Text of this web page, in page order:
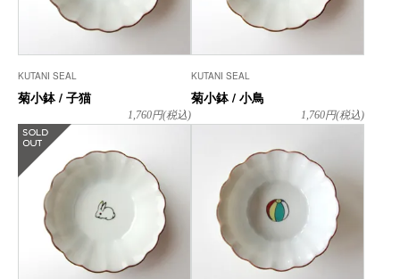
KUTANI SEAL
菊小鉢 / 子猫
1,760円(税込)
KUTANI SEAL
菊小鉢 / 小鳥
1,760円(税込)